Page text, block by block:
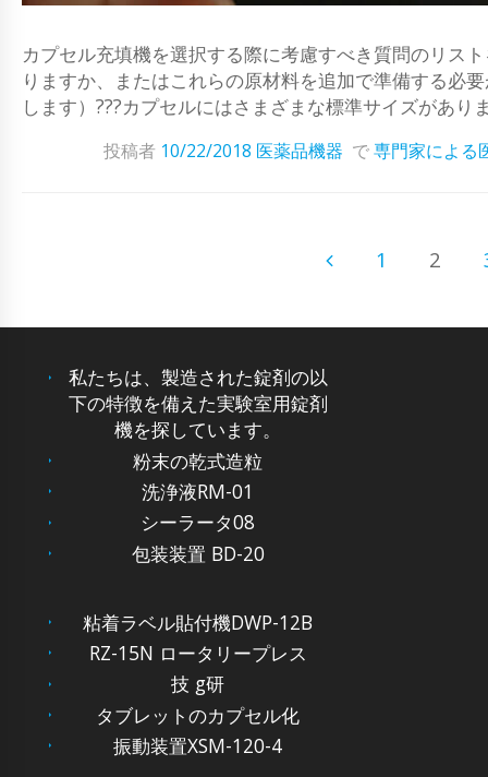
カプセル充填機を選択する際に考慮すべき質問のリス
りますか、またはこれらの原材料を追加で準備する必
します）???カプセルにはさまざまな標準サイズがあ
投稿者 10/22/2018 医薬品機器 で専門家による
1 2
私たちは、製造された錠剤の以
下の特徴を備えた実験室用錠剤
機を探しています。
粉末の乾式造粒
洗浄液RM-01
シーラータ08
包装装置 BD-20
粘着ラベル貼付機DWP-12B
RZ-15N ロータリープレス
技 g研
タブレットのカプセル化
振動装置XSM-120-4